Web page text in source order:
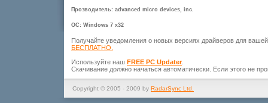
Прозводитель: advanced micro devices, inc.
ОС: Windows 7 x32
Получайте уведомления о новых версиях драйверов для
БЕСПЛАТНО.
Используйте наш FREE PC Updater.
Скачивание должно начаться автоматически. Если этого не
Copyright © 2005 - 2009 by RadarSync Ltd.